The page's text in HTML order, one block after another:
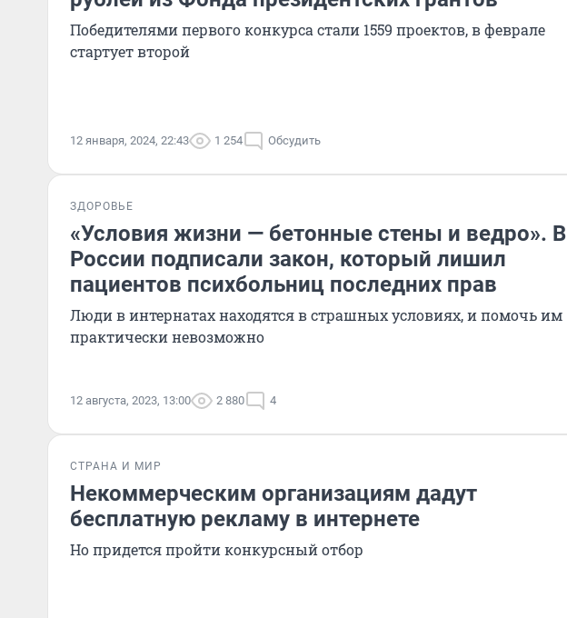
Победителями первого конкурса стали 1559 проектов, в феврале
стартует второй
12 января, 2024, 22:43 1 254 Обсудить
ЗДОРОВЬЕ
«Условия жизни — бетонные стены и ведро». В
России подписали закон, который лишил
пациентов психбольниц последних прав
Люди в интернатах находятся в страшных условиях, и помочь им
практически невозможно
12 августа, 2023, 13:00 2 880 4
СТРАНА И МИР
Некоммерческим организациям дадут
бесплатную рекламу в интернете
Но придется пройти конкурсный отбор